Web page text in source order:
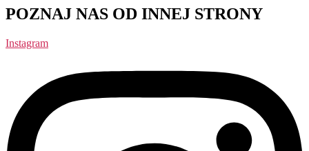
POZNAJ NAS OD INNEJ STRONY
Instagram